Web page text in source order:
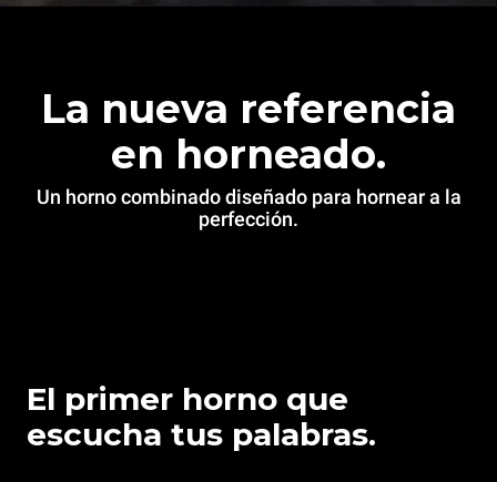
La nueva referencia
en horneado.
Un horno combinado diseñado para hornear a la
perfección.
El primer horno que
escucha tus palabras.